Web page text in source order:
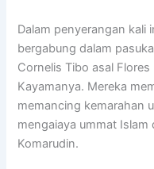
Dalam penyerangan kali
bergabung dalam
Cornelis Tibo asal
Kayamanya. Mereka
memancing kemarahan
mengaiaya ummat Islam
Komarudin.